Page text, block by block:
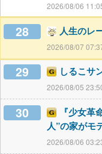
2026/08/06
28 人生のレ
2026/08/07
29 しるこサ
2026/08/05
30
『少女
人”の家がモ
2026/08/06